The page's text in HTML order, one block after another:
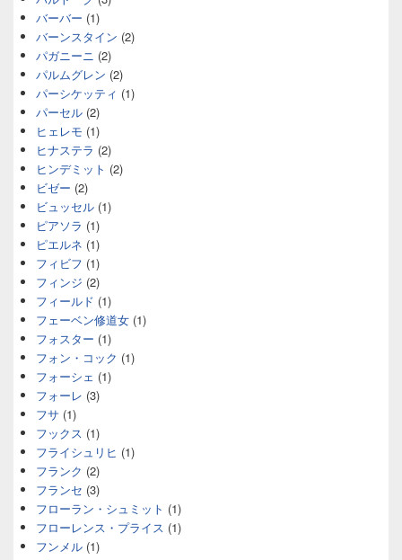
バーバー (1)
バーンスタイン (2)
パガニーニ (2)
パルムグレン (2)
パーシケッティ (1)
パーセル (2)
ヒェレモ (1)
ヒナステラ (2)
ヒンデミット (2)
ビゼー (2)
ビュッセル (1)
ピアソラ (1)
ピエルネ (1)
フィビフ (1)
フィンジ (2)
フィールド (1)
フェーベン修道女 (1)
フォスター (1)
フォン・コック (1)
フォーシェ (1)
フォーレ (3)
フサ (1)
フックス (1)
フライシュリヒ (1)
フランク (2)
フランセ (3)
フローラン・シュミット (1)
フローレンス・プライス (1)
フンメル (1)